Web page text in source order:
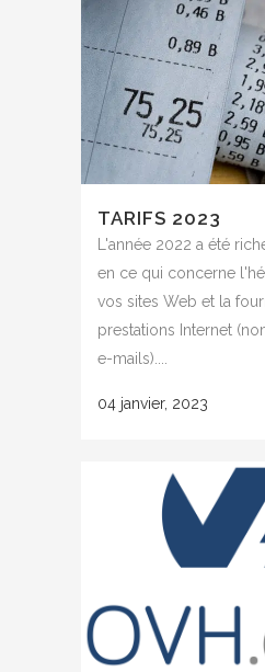
TARIFS 2023
L'année 2022 a été
en ce qui concerne
vos sites Web et la
prestations Internet
e-mails)....
04 janvier, 2023